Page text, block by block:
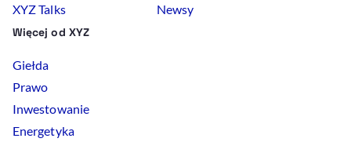
XYZ Talks
Newsy
Więcej od XYZ
Giełda
Prawo
Inwestowanie
Energetyka